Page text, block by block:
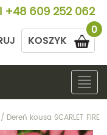
+48 609 252 062
0
KOSZYK
/ Dereń kousa SCARLET FIRE